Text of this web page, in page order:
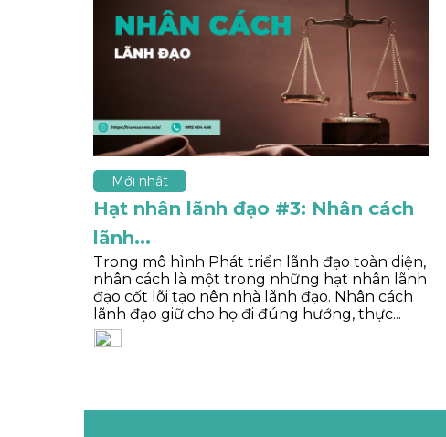
Mới nhất
Hạt nhân lãnh đạo #3: Nhân cách
lãnh...
Trong mô hình Phát triển lãnh đạo toàn diện,
nhân cách là một trong những hạt nhân lãnh
đạo cốt lõi tạo nên nhà lãnh đạo. Nhân cách
lãnh đạo giữ cho họ đi đúng hướng, thực...